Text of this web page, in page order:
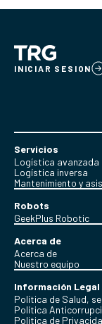
INICIAR SESION
Servicios
Logística avanzada
Logística inversa
Mantenimiento y
Robots
GeekPlus Robotic
Acerca de
Acerca de
Nuestro equipo
Información Legal
Política de Salud,
Política
Politica de